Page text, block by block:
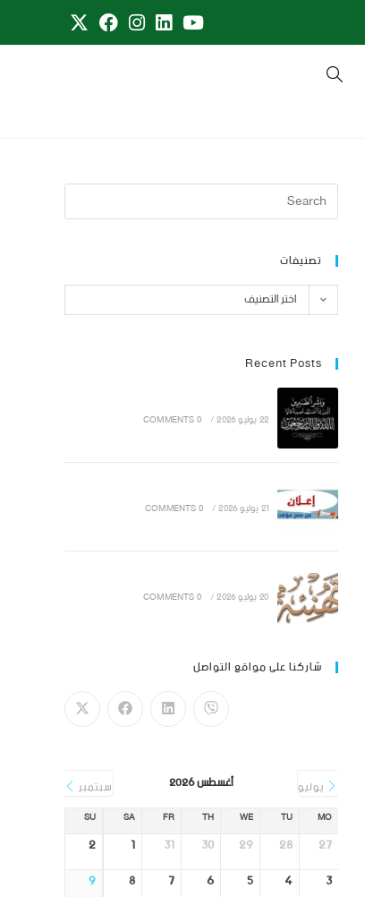
تصنيفات
اختر التصنيف
Recent Posts
22 يوليو 2026 /
0 COMMENTS
21 يوليو 2026 /
0 COMMENTS
20 يوليو 2026 /
0 COMMENTS
شاركنا على مواقع التواصل
يوليو أغسطس 2026 سبتمبر
MO
TU
WE
TH
FR
SA
SU
27
28
29
30
31
1
2
3
4
5
6
7
8
9